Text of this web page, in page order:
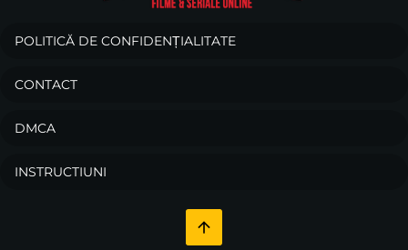
POLITICĂ DE CONFIDENȚIALITATE
CONTACT
DMCA
INSTRUCTIUNI